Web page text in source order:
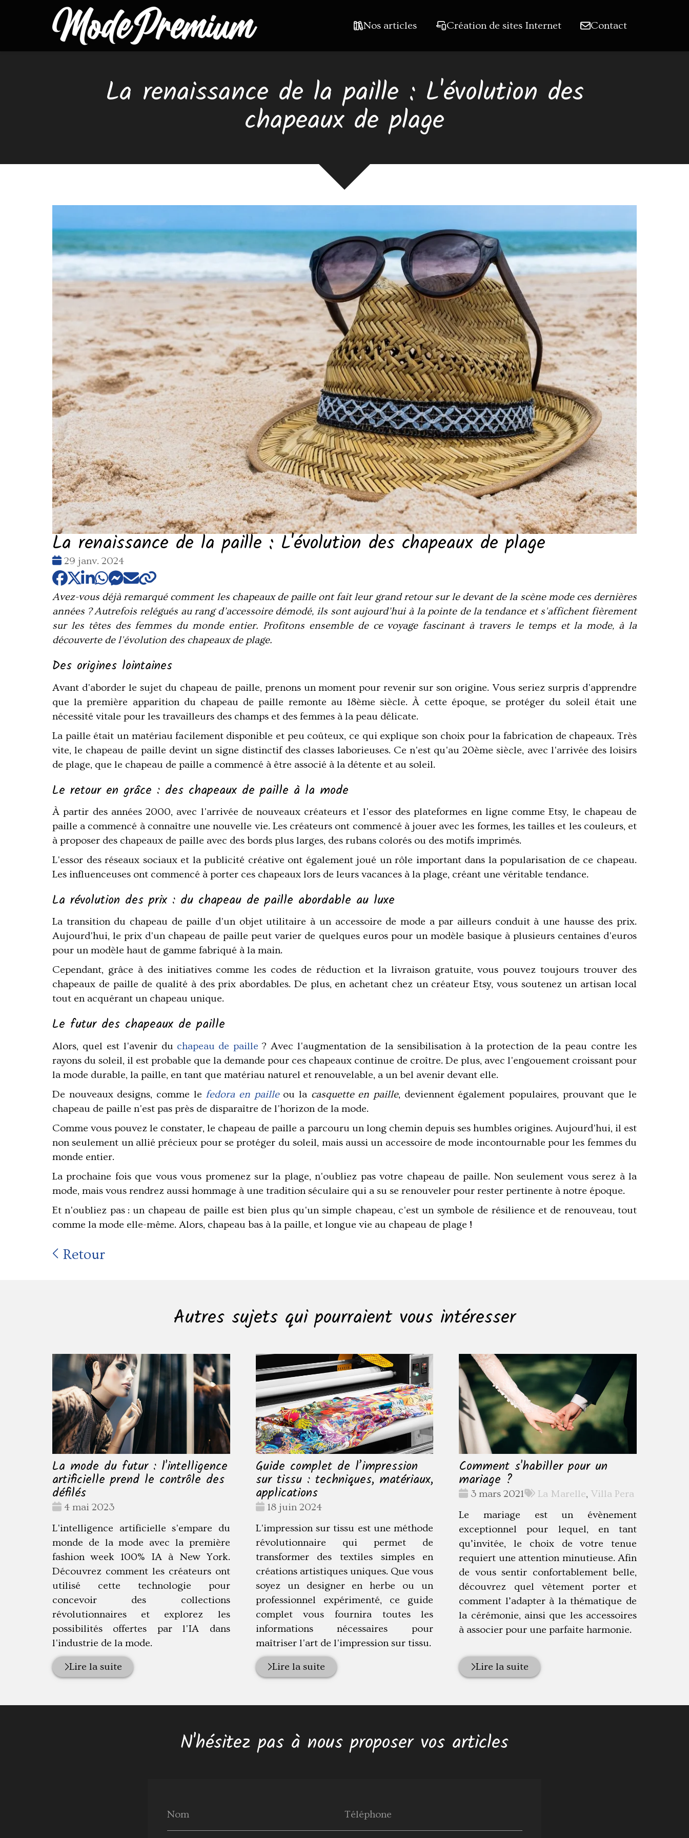
Nos articles Création de sites Internet Contact
La renaissance de la paille : L'évolution des
chapeaux de plage
La renaissance de la paille : L'évolution des chapeaux de plage
Date
:
29 janv. 2024
Avez-vous déjà remarqué comment les chapeaux de paille ont fait leur grand retour sur le devant de la scène mode ces dernières
années ? Autrefois relégués au rang d’accessoire démodé, ils sont aujourd’hui à la pointe de la tendance et s'affichent fièrement
sur les têtes des femmes du monde entier. Profitons ensemble de ce voyage fascinant à travers le temps et la mode, à la
découverte de l'évolution des chapeaux de plage.
Des origines lointaines
Avant d'aborder le sujet du chapeau de paille, prenons un moment pour revenir sur son origine. Vous seriez surpris d'apprendre
que la première apparition du chapeau de paille remonte au 18ème siècle. À cette époque, se protéger du soleil était une
nécessité vitale pour les travailleurs des champs et des femmes à la peau délicate.
La paille était un matériau facilement disponible et peu coûteux, ce qui explique son choix pour la fabrication de chapeaux. Très
vite, le chapeau de paille devint un signe distinctif des classes laborieuses. Ce n'est qu'au 20ème siècle, avec l'arrivée des loisirs
de plage, que le chapeau de paille a commencé à être associé à la détente et au soleil.
Le retour en grâce : des chapeaux de paille à la mode
À partir des années 2000, avec l'arrivée de nouveaux créateurs et l'essor des plateformes en ligne commeEtsy, le chapeau de
paille a commencé à connaître une nouvelle vie. Les créateurs ont commencé à jouer avec les formes, les tailles et les couleurs, et
à proposer des chapeaux de paille avec des bords plus larges, des rubans colorés ou des motifs imprimés.
L'essor desréseaux sociauxet la publicité créative ont également joué un rôle important dans la popularisation de ce chapeau.
Les influenceuses ont commencé à porter ces chapeaux lors de leurs vacances à la plage, créant une véritable tendance.
La révolution des prix : du chapeau de paille abordable au luxe
La transition du chapeau de paille d'un objet utilitaire à un accessoire de mode a par ailleurs conduit à une hausse des prix.
Aujourd'hui, le prix d'un chapeau de paille peut varier de quelques euros pour un modèle basique à plusieurs centaines d'euros
pour un modèle haut de gamme fabriqué à la main.
Cependant, grâce à des initiatives comme les codes de réduction et la livraison gratuite, vous pouvez toujours trouver des
chapeaux de paille de qualité à des prix abordables. De plus, en achetant chez un créateurEtsy, vous soutenez un artisan local
tout en acquérant un chapeau unique.
Le futur des chapeaux de paille
Alors, quel est l'avenir du chapeau de paille ? Avec l'augmentation de la sensibilisation à la protection de la peau contre les
rayons du soleil, il est probable que la demande pour ces chapeaux continue de croître. De plus, avec l'engouement croissant pour
la mode durable, la paille, en tant que matériau naturel et renouvelable, a un bel avenir devant elle.
De nouveaux designs, comme le fedora en pailleou la casquette en paille, deviennent également populaires, prouvant que le
chapeau de paille n'est pas près de disparaître de l'horizon de la mode.
Comme vous pouvez le constater, le chapeau de paille a parcouru un long chemin depuis ses humbles origines. Aujourd'hui, il est
non seulement un allié précieux pour se protéger du soleil, mais aussi un accessoire de mode incontournable pour les femmes du
monde entier.
La prochaine fois que vous vous promenez sur la plage, n'oubliez pas votre chapeau de paille. Non seulement vous serez à la
mode, mais vous rendrez aussi hommage à une tradition séculaire qui a su se renouveler pour rester pertinente à notre époque.
Et n'oubliez pas : un chapeau de paille est bien plus qu'un simple chapeau, c'est un symbole de résilience et de renouveau, tout
comme la mode elle-même. Alors, chapeau bas à la paille, et longue vie au chapeau de plage !
Retour
Autres sujets qui pourraient vous intéresser
La mode du futur : l'intelligence
artificielle prend le contrôle des
défilés
Date
4 mai 2023
L'intelligence artificielle s'empare du
monde de la mode avec la première
fashion week 100% IA à New York.
Découvrez comment les créateurs ont
utilisé cette technologie pour
concevoir des collections
révolutionnaires et explorez les
possibilités offertes par l'IA dans
l'industrie de la mode.
Lire la suite
Guide complet de l’impression
sur tissu : techniques, matériaux,
applications
Date
18 juin 2024
L'impression sur tissu est une méthode
révolutionnaire qui permet de
transformer des textiles simples en
créations artistiques uniques. Que vous
soyez un designer en herbe ou un
professionnel expérimenté, ce guide
complet vous fournira toutes les
informations nécessaires pour
maîtriser l'art de l'impression sur tissu.
Lire la suite
Comment s'habiller pour un
mariage ?
Date
3 mars 2021
Tags
La Marelle, Villa Pera
Le mariage est un évènement
exceptionnel pour lequel, en tant
qu’invitée, le choix de votre tenue
requiert une attention minutieuse. Afin
de vous sentir confortablement belle,
découvrez quel vêtement porter et
comment l’adapter à la thématique de
la cérémonie, ainsi que les accessoires
à associer pour une parfaite harmonie.
Lire la suite
N'hésitez pas à nous proposer vos articles
Nom Téléphone